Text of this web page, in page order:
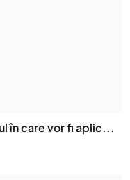
în care vor fi aplic...